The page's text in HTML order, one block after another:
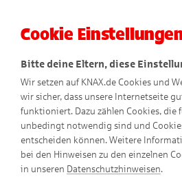
Konfetti-Kanone
Cookie
Bitte deine Eltern, diese
Wir setzen auf KNAX.de Cookies und
wir sicher, dass unsere Internetseite
funktioniert. Dazu zählen Cookies, die
unbedingt notwendig sind und
entscheiden können. Weitere
bei den Hinweisen zu den einzelnen
in unseren Datenschutzhinweisen.